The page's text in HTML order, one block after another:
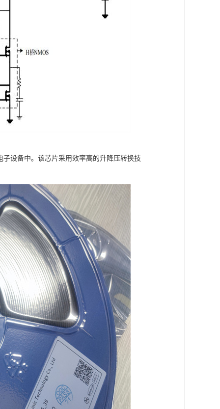
设备中。该芯片采用效率高的升降压转换技